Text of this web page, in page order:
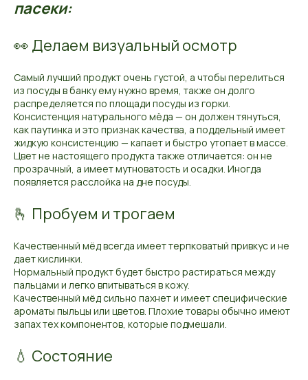
пасеки:
👀 Делаем визуальный осмотр
Самый лучший продукт очень густой, а чтобы перелиться
из посуды в банку ему нужно время, также он долго
распределяется по площади посуды из горки.
Консистенция натурального мёда — он должен тянуться,
как паутинка и это признак качества, а поддельный имеет
жидкую консистенцию — капает и быстро утопает в массе.
Цвет не настоящего продукта также отличается: он не
прозрачный, а имеет мутноватость и осадки. Иногда
появляется расслойка на дне посуды.
🫰 Пробуем и трогаем
Качественный мёд всегда имеет терпковатый привкус и не
дает кислинки.
Нормальный продукт будет быстро растираться между
пальцами и легко впитываться в кожу.
Качественный мёд сильно пахнет и имеет специфические
ароматы пыльцы или цветов. Плохие товары обычно имеют
запах тех компонентов, которые подмешали.
💧 Состояние